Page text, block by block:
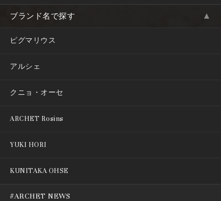
ブランド名で探す ▲
ピグマリウス
アルシェ
クニョ・オーセ
ARCHET Rosins
YUKI HORI
KUNITAKA OHSE
#ARCHET NEWS
THE BOW MAKER: 弓職人 大瀬国隆